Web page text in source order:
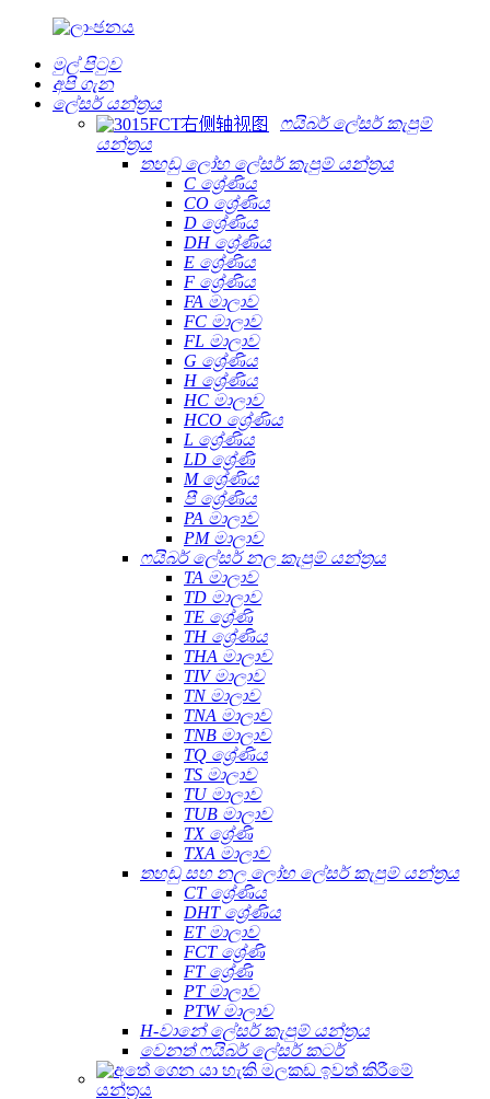
මුල් පිටුව
අපි ගැන
ලේසර් යන්ත්‍රය
ෆයිබර් ලේසර් කැපුම්
යන්ත්‍රය
තහඩු ලෝහ ලේසර් කැපුම් යන්ත්‍රය
C ශ්‍රේණිය
CO ශ්‍රේණිය
D ශ්‍රේණිය
DH ශ්‍රේණිය
E ශ්‍රේණිය
F ශ්‍රේණිය
FA මාලාව
FC මාලාව
FL මාලාව
G ශ්‍රේණිය
H ශ්‍රේණිය
HC මාලාව
HCO ශ්‍රේණිය
L ශ්‍රේණිය
LD ශ්‍රේණි
M ශ්‍රේණිය
පී ශ්‍රේණිය
PA මාලාව
PM මාලාව
ෆයිබර් ලේසර් නල කැපුම් යන්ත්‍රය
TA මාලාව
TD මාලාව
TE ශ්‍රේණි
TH ශ්‍රේණිය
THA මාලාව
TIV මාලාව
TN මාලාව
TNA මාලාව
TNB මාලාව
TQ ශ්‍රේණිය
TS මාලාව
TU මාලාව
TUB මාලාව
TX ශ්‍රේණි
TXA මාලාව
තහඩු සහ නල ලෝහ ලේසර් කැපුම් යන්ත්‍රය
CT ශ්‍රේණිය
DHT ශ්‍රේණිය
ET මාලාව
FCT ශ්‍රේණි
FT ශ්‍රේණි
PT මාලාව
PTW මාලාව
H-වානේ ලේසර් කැපුම් යන්ත්‍රය
වෙනත් ෆයිබර් ලේසර් කටර්